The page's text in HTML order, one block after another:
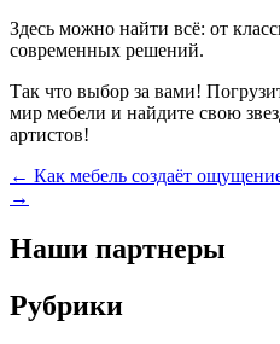
Здесь можно найти всё: от
современных решений.
Так что выбор за вами!
мир мебели и найдите свою
артистов!
Навигация
по
записям
← Как мебель создаёт
→
Наши партнеры
Рубрики